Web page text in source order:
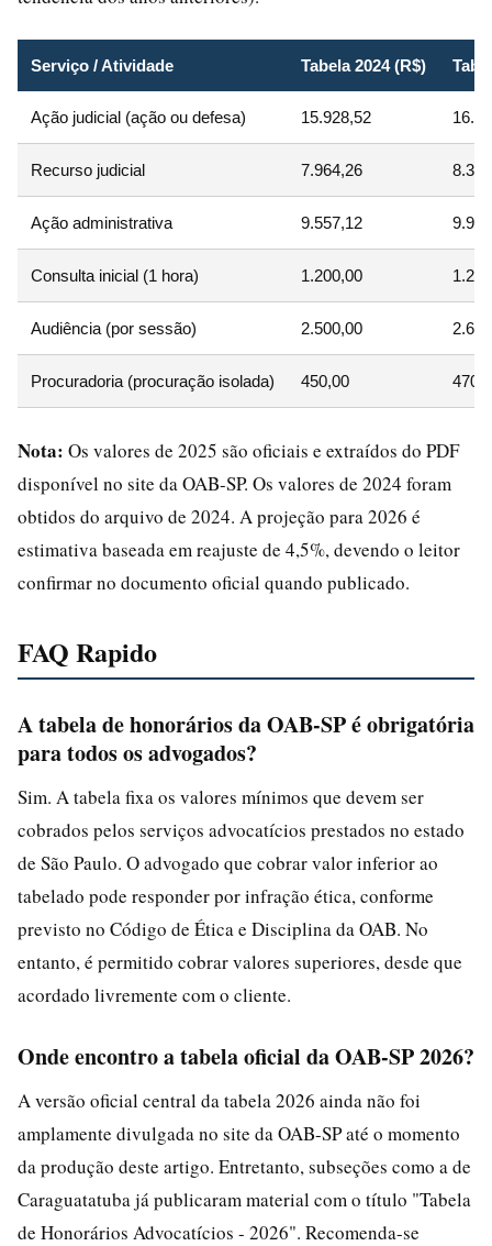
Serviço / Atividade Tabela 2024 (R$)
Ação judicial (ação ou defesa) 15.928,52
Recurso judicial 7.964,26
Ação administrativa 9.557,12
Consulta inicial (1 hora) 1.200,00
Audiência (por sessão) 2.500,00
Procuradoria (procuração isolada) 450,00
Nota: Os valores de 2025 são oficiais e extraídos do PDF
disponível no site da OAB-SP. Os valores de 2024 foram
obtidos do arquivo de 2024. A projeção para 2026 é
estimativa baseada em reajuste de 4,5%, devendo o leitor
confirmar no documento oficial quando publicado.
FAQ Rapido
A tabela de honorários da OAB-SP é obrigatória
para todos os advogados?
Sim. A tabela fixa os valores mínimos que devem ser
cobrados pelos serviços advocatícios prestados no estado
de São Paulo. O advogado que cobrar valor inferior ao
tabelado pode responder por infração ética, conforme
previsto no Código de Ética e Disciplina da OAB. No
entanto, é permitido cobrar valores superiores, desde que
acordado livremente com o cliente.
Onde encontro a tabela oficial da OAB-SP 2026?
A versão oficial central da tabela 2026 ainda não foi
amplamente divulgada no site da OAB-SP até o momento
da produção deste artigo. Entretanto, subseções como a de
Caraguatatuba já publicaram material com o título "Tabela
de Honorários Advocatícios - 2026". Recomenda-se